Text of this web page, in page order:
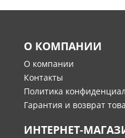
О КОМПАНИИ
О компании
Контакты
Политика
Гарантия и возврат
ИНТЕРНЕТ-